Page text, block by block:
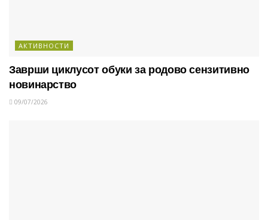
АКТИВНОСТИ
Заврши циклусот обуки за родово сензитивно
новинарство
09/07/2026